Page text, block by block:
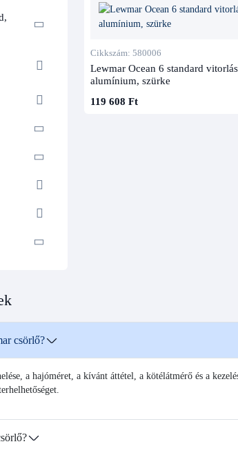
Cikkszám: 580006
Lewmar Ocean 6 standard
alumínium, szürke
119 608 Ft
csörlő?
a hajóméret, a kívánt áttétel, a kötélátmérő és a